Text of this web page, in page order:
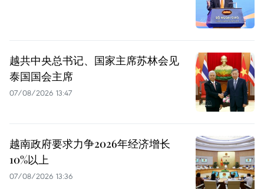
越共中央总书记、国家主席苏林会见
泰国国会主席
07/08/2026 13:47
越南政府要求力争2026年经济增长
10%以上
07/08/2026 13:36